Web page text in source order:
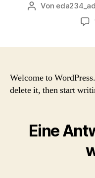
Beitragsautor
Von
Welcome to
delete it, then start
Eine